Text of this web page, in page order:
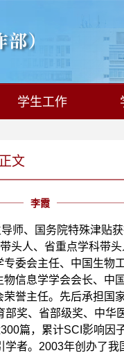
学生工作
正文
李霞
师、国务院特殊津贴
头人、省重点学科带
委会主任、中国生物
信息学学会会长、中
誉主任。先后承担国
部奖、省部级奖、中华
300篇，累计SCI 影响因
学者。 2003年创办了我